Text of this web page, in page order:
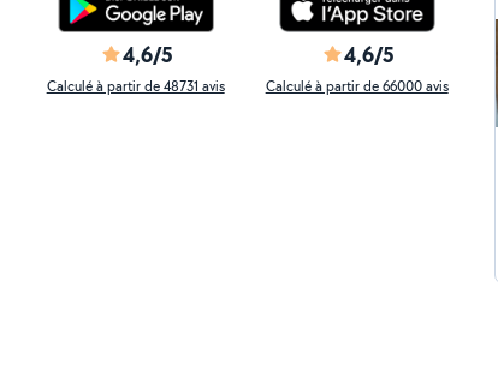
4,6/5
Calculé à partir de 48731 avis
4,6/5
Calculé à partir de 66000 avis